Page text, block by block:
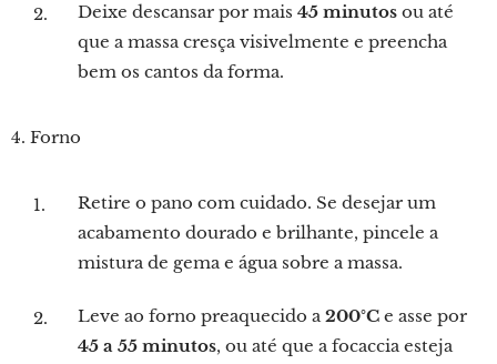
Deixe descansar por mais 45 minutos ou até
que a massa cresça visivelmente e preencha
bem os cantos da forma.
4. Forno
Retire o pano com cuidado. Se desejar um
acabamento dourado e brilhante, pincele a
mistura de gema e água sobre a massa.
Leve ao forno preaquecido a200°C e asse por
45 a 55 minutos, ou até que a focaccia esteja